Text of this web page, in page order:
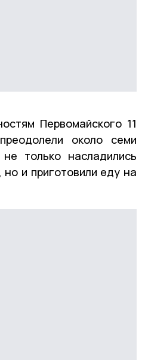
Первомайского 11
около семи
только насладились
и приготовили еду на